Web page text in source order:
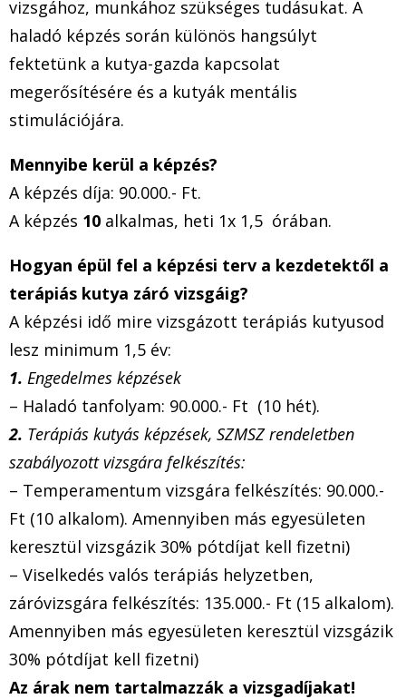
vizsgához, munkához szükséges tudásukat. A
haladó képzés során különös hangsúlyt
fektetünk a kutya-gazda kapcsolat
megerősítésére és a kutyák mentális
stimulációjára.
Mennyibe kerül a képzés?
A képzés díja: 90.000.- Ft.
A képzés 10 alkalmas, heti 1x 1,5 órában.
Hogyan épül fel a képzési terv a kezdetektől a
terápiás kutya záró vizsgáig?
A képzési idő mire vizsgázott terápiás kutyusod
lesz minimum 1,5 év:
1. Engedelmes képzések
– Haladó tanfolyam: 90.000.- Ft (10 hét).
2. Terápiás kutyás képzések, SZMSZ rendeletben
szabályozott vizsgára felkészítés:
– Temperamentum vizsgára felkészítés: 90.000.-
Ft (10 alkalom). Amennyiben más egyesületen
keresztül vizsgázik 30% pótdíjat kell fizetni)
– Viselkedés valós terápiás helyzetben,
záróvizsgára felkészítés: 135.000.- Ft (15 alkalom).
Amennyiben más egyesületen keresztül vizsgázik
30% pótdíjat kell fizetni)
Az árak nem tartalmazzák a vizsgadíjakat!